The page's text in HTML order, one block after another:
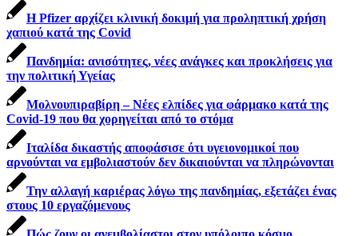
H Pfizer αρχίζει κλινική δοκιμή για προληπτική χρήση
χαπιού κατά της Covid
Πανδημία: ανισότητες, νέες ανάγκες και προκλήσεις για
την πολιτική Υγείας
Μολνουπιραβίρη – Νέες ελπίδες για φάρμακο κατά της
Covid-19 που θα χορηγείται από το στόμα
Ιταλίδα δικαστής αποφάσισε ότι υγειονομικοί που
αρνούνται να εμβολιαστούν δεν δικαιούνται να πληρώνονται
Την αλλαγή καριέρας λόγω της πανδημίας, εξετάζει ένας
στους 10 εργαζόμενους